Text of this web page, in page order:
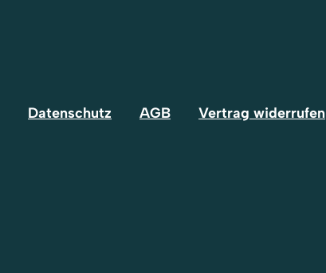
Datenschutz AGB Vertrag widerrufen